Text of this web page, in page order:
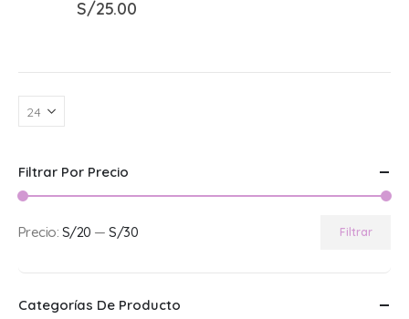
out of 5
S/25.00
Filtrar Por Precio
mínimo
máximo
Filtrar
Precio: S/20 —S/30
Categorías De Producto